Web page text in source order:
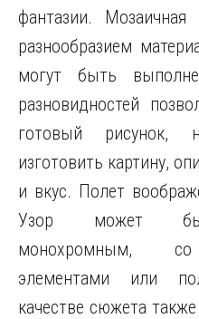
фантазии. Мозаичная
разнообразием
могут быть
разновидностей
готовый рисунок,
изготовить картину,
и вкус. Полет
Узор может
монохромным, со
элементами или
качестве сюжета